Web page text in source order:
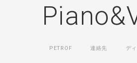
PETROF 連絡先 デ